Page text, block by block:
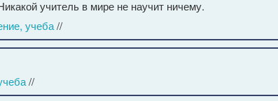
учитель в мире не научит ничему.
учеба//
//